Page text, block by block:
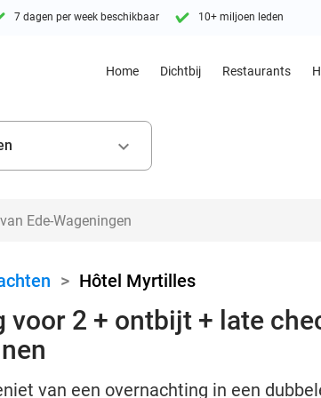
7 dagen per week beschikbaar 10+ miljoen leden
Home Dichtbij Restaurants
keyboard_arrow_down
> Hôtel Myrtilles
voor 2 + ontbijt + late
van een overnachting in een